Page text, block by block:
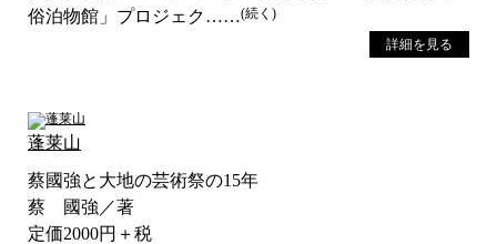
俗泊物館」プロジェク……(続く)
詳細を見る
蓬莱山
蔡國強と大地の芸術祭の15年
蔡 國強／著
定価2000円＋税